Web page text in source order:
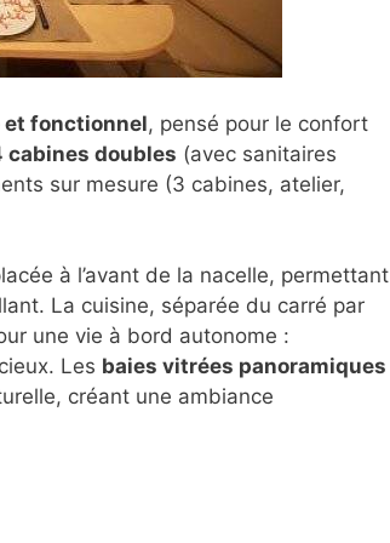
et fonctionnel, pensé pour le confort
cabines doubles (avec sanitaires
sur mesure (3 cabines, atelier,
à l’avant de la nacelle, permettant
La cuisine, séparée du carré par
une vie à bord autonome :
Les baies vitrées panoramiques
créant une ambiance